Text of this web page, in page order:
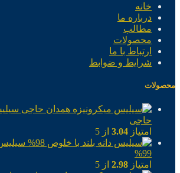
خانه
درباره ما
مطالب
محصولات
ارتباط با ما
شرایط و ضوابط
محصولات
حاجی
امتیاز 3.04 از 5
99%
امتیاز 2.98 از 5